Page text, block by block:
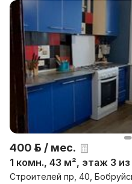
400 р. / мес.
1 комн., 43 м², этаж 3
Строителей пр, 40,